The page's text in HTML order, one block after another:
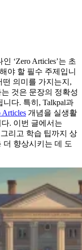
‘Zero Articles’는 초
야 할 필수 주제입니
떤 의미를 가지는지,
것은 문장의 정확성
다. 특히, Talkpal과
Articles 개념을 실생활
. 이번 글에서는
리고 학습 팁까지 상
향상시키는 데 도